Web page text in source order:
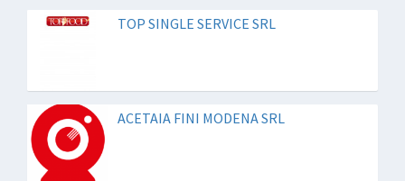
TOP SINGLE SERVICE SRL
ACETAIA FINI MODENA SRL